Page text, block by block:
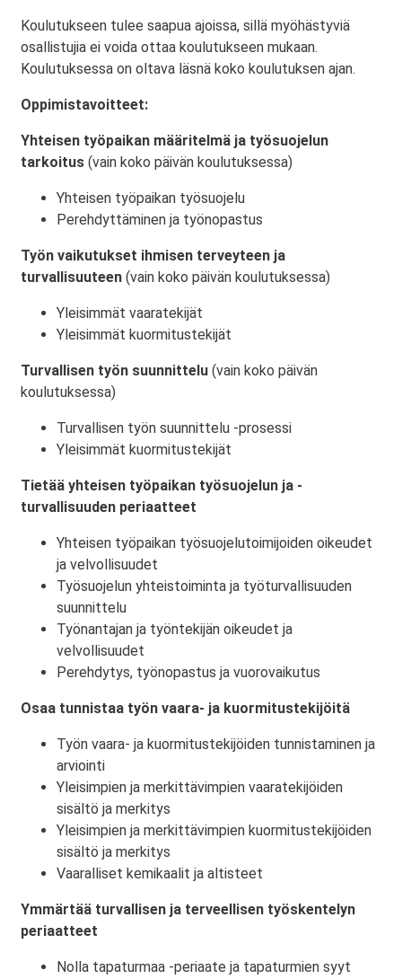
Koulutukseen tulee saapua ajoissa, sillä myöhästyviä
osallistujia ei voida ottaa koulutukseen mukaan.
Koulutuksessa on oltava läsnä koko koulutuksen ajan.
Oppimistavoitteet:
Yhteisen työpaikan määritelmä ja työsuojelun
tarkoitus (vain koko päivän koulutuksessa)
Yhteisen työpaikan työsuojelu
Perehdyttäminen ja työnopastus
Työn vaikutukset ihmisen terveyteen ja
turvallisuuteen (vain koko päivän koulutuksessa)
Yleisimmät vaaratekijät
Yleisimmät kuormitustekijät
Turvallisen työn suunnittelu (vain koko päivän
koulutuksessa)
Turvallisen työn suunnittelu -prosessi
Yleisimmät kuormitustekijät
Tietää yhteisen työpaikan työsuojelun ja -
turvallisuuden periaatteet
Yhteisen työpaikan työsuojelutoimijoiden oikeudet
ja velvollisuudet
Työsuojelun yhteistoiminta ja työturvallisuuden
suunnittelu
Työnantajan ja työntekijän oikeudet ja
velvollisuudet
Perehdytys, työnopastus ja vuorovaikutus
Osaa tunnistaa työn vaara- ja kuormitustekijöitä
Työn vaara- ja kuormitustekijöiden tunnistaminen ja
arviointi
Yleisimpien ja merkittävimpien vaaratekijöiden
sisältö ja merkitys
Yleisimpien ja merkittävimpien kuormitustekijöiden
sisältö ja merkitys
Vaaralliset kemikaalit ja altisteet
Ymmärtää turvallisen ja terveellisen työskentelyn
periaatteet
Nolla tapaturmaa -periaate ja tapaturmien syyt